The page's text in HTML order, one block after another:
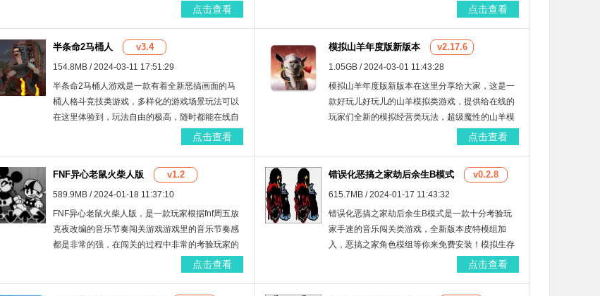
点击查看
多样，主线任务、支线任务丰富等你来挑战，自由
点击查看
半条命2马桶人 v3.4
154.8MB / 2024-03-11 17:51:29
半条命2马桶人游戏是一款有着全新恶搞画面的马
桶人格斗竞技类游戏，多样化的游戏场景玩法可以
在这里体验到，玩法自由的极高，随时都能在线自
由竞技，灵活的控制游戏角色 击败马桶人，完成游
戏任务还有更多游戏道具可以解锁使用，快来这里
点击查看
模拟山羊年度版新版本 v2.17.6
1.05GB / 2024-03-01 11:43:28
模拟山羊年度版新版本在这里分享给大家，这是一
款好玩儿好玩儿的山羊模拟类游戏，提供给在线的
玩家们全新的模拟经营类玩法，超级魔性的山羊模
拟游戏内容，大家可以在这里控制山羊前往各地，
尽情的探索破坏，十分解压的游戏玩法，快来这里
点击查看
FNF异心老鼠火柴人版 v1.2
589.9MB / 2024-01-18 11:37:10
FNF异心老鼠火柴人版，是一款玩家根据fnf周五放
克夜改编的音乐节奏闯关游戏游戏里的音乐节奏感
都是非常的强，在闯关的过程中非常的考验玩家的
手速，在游戏里加入了恶搞之家模组，游戏里的关
卡的难度都是非常的难，游戏里的画面非常的精
点击查看
错误化恶搞之家劫后余生B模式 v0.2.8
615.7MB / 2024-01-17 11:43:32
错误化恶搞之家劫后余生B模式是一款十分考验玩
家手速的音乐闯关类游戏，全新版本皮特模组加
入，恶搞之家角色模组等你来免费安装！模拟生存
的紧张存活玩法等你来，劫后余生版本场景期待你
点击查看